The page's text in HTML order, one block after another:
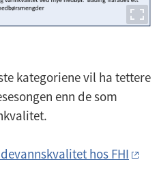
kategoriene vil ha tettere
enn de som
hos FHI